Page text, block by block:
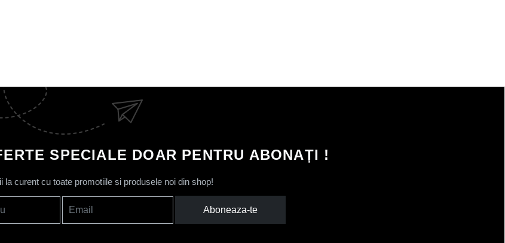
SPECIALE DOAR PENTRU ABONAȚI !
la curent cu toate promotiile si produsele noi din shop!
Email Aboneaza-te